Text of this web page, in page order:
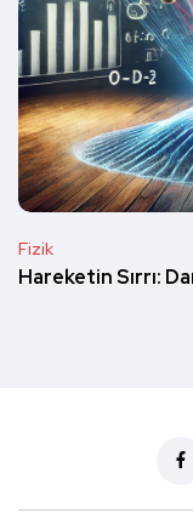
Fizik
Hareketin Sırrı: